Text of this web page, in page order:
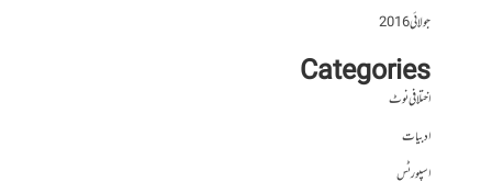
جولائی 2016
Categories
اختلافی نوٹ
ادبیات
اسپورٹس